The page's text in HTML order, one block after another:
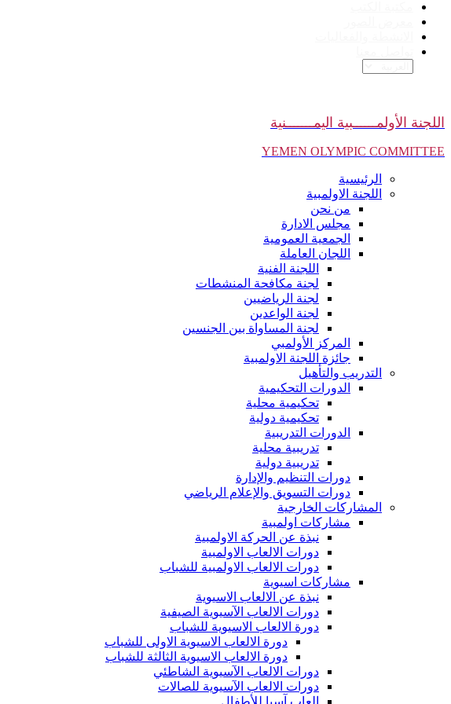
اللجنة الأولمــــــبية اليمـــــــنية
YEMEN OLYMPIC COMMITTEE
الرئيسية
اللجنة الاولمبية
من نحن
مجلس الادارة
الجمعية العمومية
اللجان العاملة
اللجنة الفنية
لجنة مكافحة المنشطات
لجنة الرياضيين
لجنة الواعدين
لجنة المساواة بين الجنسين
المركز الأولمبي
جائزة اللجنة الاولمبية
التدريب والتأهيل
الدورات التحكيمية
تحكيمية محلية
تحكيمية دولية
الدورات التدريبية
تدريبية محلية
تدريبية دولية
دورات التنظيم والإدارة
دورات التسويق والإعلام الرياضي
المشاركات الخارجية
مشاركات اولمبية
نبذة عن الحركة الاولمبية
دورات الالعاب الاولمبية
دورات الالعاب الاولمبية للشباب
مشاركات اسيوية
نبذة عن الالعاب الاسيوية
دورات الالعاب الآسيوية الصيفية
دورة الالعاب الاسيوية للشباب
دورة الالعاب الاسيوية الاولى للشباب
دورة الالعاب الاسيوية الثالثة للشباب
دورات الالعاب الآسيوية الشاطئي
دورات الالعاب الآسيوية للصالات